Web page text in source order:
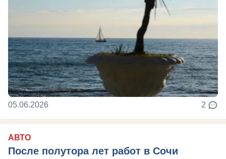
05.06.2026 2
АВТО
После полутора лет работ в Сочи